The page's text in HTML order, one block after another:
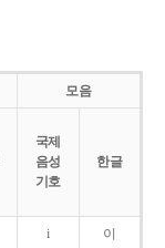
모음
국제
음성
기호
한글
i 이